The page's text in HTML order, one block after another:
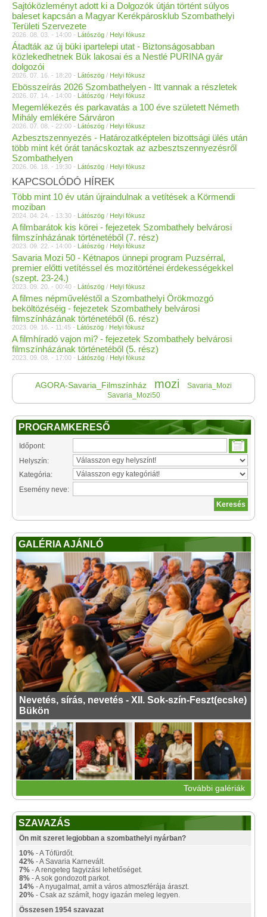
Sajtóközleményt adott ki a Dolgozók útján történt súlyos
baleset kapcsán a Magyar Kerékpárosklub Szombathelyi
Területi Szervezete
2026. 08. 03. - 14:00 - Látószög / Helyi fókusz
Átadták az új büki ipartelepi utat - Biztonságosabban
közlekedhetnek Bük lakosai és a Nestlé PURINA gyár
dolgozói
2026. 07. 16. - 18:20 - Látószög / Helyi fókusz
Ebösszeírás 2026 Szombathelyen - Itt vannak a részletek
2026. 07. 14. - 14:00 - Látószög / Helyi fókusz
Megemlékezés és parkavatás a 100 éve született Németh
Mihály emlékére Sárváron
2026. 07. 08. - 22:00 - Látószög / Helyi fókusz
Azbesztszennyezés - Határozatképtelen bizottsági ülés után
több mint két órát tanácskoztak az azbesztszennyezésről
Szombathelyen
2026. 06. 18. - 19:30 - Látószög / Helyi fókusz
KAPCSOLÓDÓ HÍREK
Több mint 10 év után újraindulnak a vetítések a Körmendi
moziban
2024. 04. 24. - 13:30 - Látószög / Helyi fókusz
A filmbarátok kis körei - fejezetek Szombathely belvárosi
filmszínházának történetéből (7. rész)
2023. 09. 22. - 14:00 - Látószög / Helyi fókusz
Savaria Mozi 50 - Kétnapos ünnepi program Puzsérral,
premier előtti vetítéssel és mozitörténei érdekességekkel
(szept. 23-24.)
2023. 09. 20. - 00:40 - Látószög / Helyi fókusz
A filmes népműveléstől a Szombathelyi Örökmozgó
beköltözéséig - fejezetek Szombathely belvárosi
filmszínházának történetéből (6. rész)
2023. 09. 16. - 11:45 - Látószög / Helyi fókusz
A filmhíradó vajon mi? - fejezetek Szombathely belvárosi
filmszínházának történetéből (5. rész)
2023. 09. 08. - 17:00 - Látószög / Helyi fókusz
AGORA-Savaria_Filmszínház mozi
Savaria_Mozi
Savaria_Mozi50
PROGRAMKERESŐ
Időpont:
Helyszín:
Kategória:
Esemény neve:
GALÉRIA AJÁNLÓ
Nevetés, sírás, nevetés - XII. Sok-szín-Feszt(ecske)
Bükön
További galériák
SZAVAZÁS
Ön mit szeret legjobban a szombathelyi nyárban?
10% - A Tófürdőt.
42% - A Savaria Karnevált.
7% - A rengeteg fagyizási lehetőséget.
8% - A sok gondozott parkot.
14% - A nyugalmat, amit a város atmoszférája áraszt.
20% - Csak az számít, hogy igazán meleg legyen.
Összesen 1954 szavazat